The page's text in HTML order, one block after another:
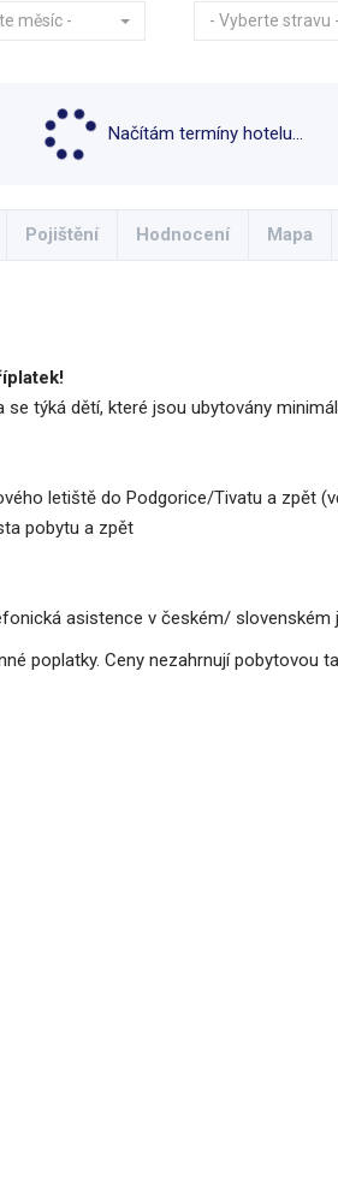
měsíc - - Vyberte stravu -
Načítám termíny hotelu...
Pojištění Hodnocení Mapa
se týká dětí, které jsou ubytovány
letiště do Podgorice/Tivatu a zpět
pobytu a zpět
asistence v českém/ slovenském
poplatky. Ceny nezahrnují pobytovou